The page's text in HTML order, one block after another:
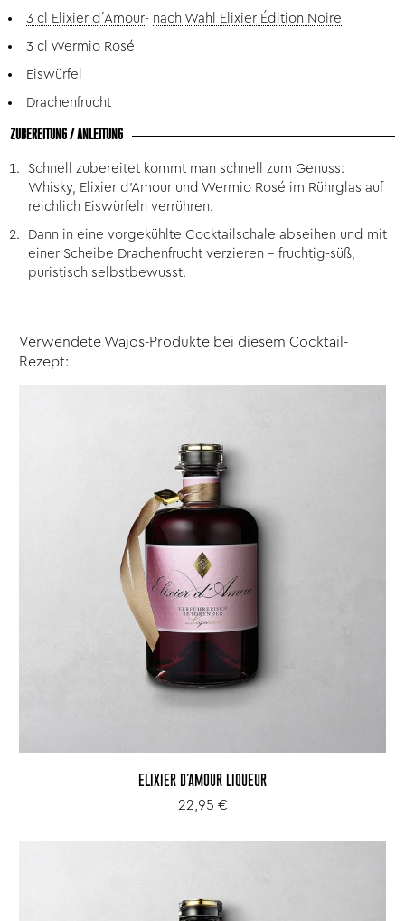
3 cl Elixier d´Amour- nach Wahl Elixier Édition Noire
3 cl Wermio Rosé
Eiswürfel
Drachenfrucht
ZUBEREITUNG / ANLEITUNG
Schnell zubereitet kommt man schnell zum Genuss:
Whisky, Elixier d’Amour und Wermio Rosé im Rührglas auf
reichlich Eiswürfeln verrühren.
Dann in eine vorgekühlte Cocktailschale abseihen und mit
einer Scheibe Drachenfrucht verzieren – fruchtig-süß,
puristisch selbstbewusst.
Verwendete Wajos-Produkte bei diesem Cocktail-
Rezept:
ELIXIER D'AMOUR LIQUEUR
22,95 €